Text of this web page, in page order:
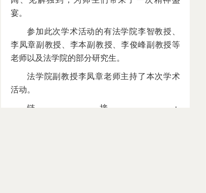
宴。
参加此次学术活动的有法学院李智教授、
李凤章副教授、李本副教授、李俊峰副教授等
老师以及法学院的部分研究生。
法学院副教授李凤章老师主持了本次学术
活动。
链接：